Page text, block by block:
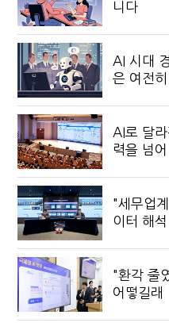
니다
AI 시대
은 여전
AI로 달
력을 넘
"세무업
이터 해
"환각 줄
어떻길래